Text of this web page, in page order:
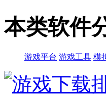
本类软件
游戏平台 游戏工具 模